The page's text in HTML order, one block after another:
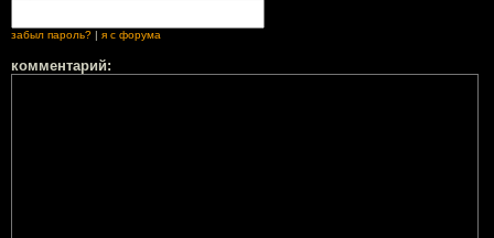
забыл пароль? | я с форума
комментарий: